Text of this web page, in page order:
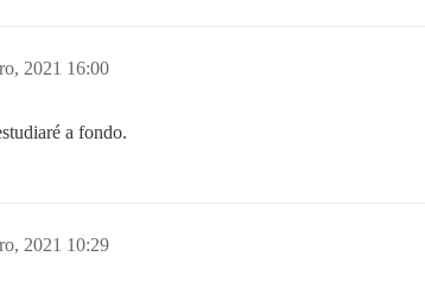
2021 16:00
a fondo.
2021 10:29